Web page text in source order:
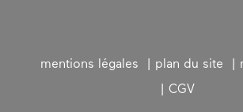
mentions légales plan du site
CGV